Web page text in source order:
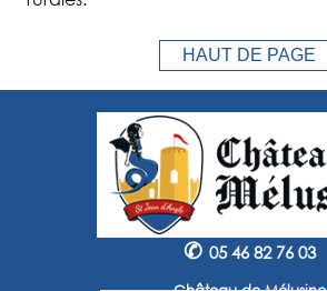
HAUT DE PAGE
✆ 05 46 82 76 03